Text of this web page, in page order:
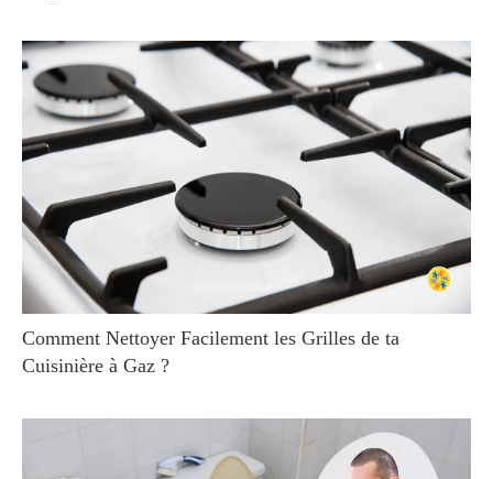
Comment Nettoyer Facilement les Grilles de ta
Cuisinière à Gaz ?